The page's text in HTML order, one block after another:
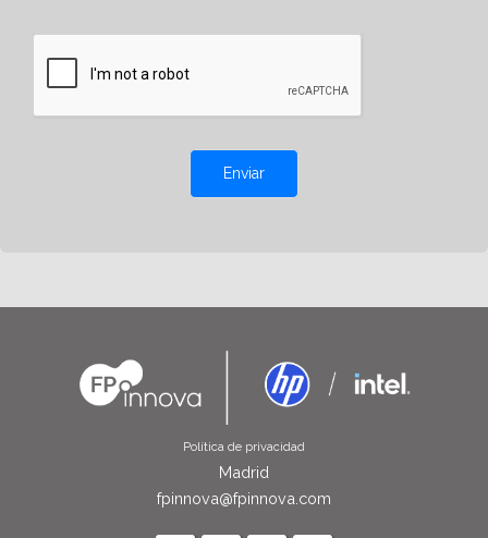
Enviar
Política de privacidad
Madrid
fpinnova@fpinnova.com